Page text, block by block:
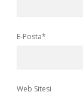
E-Posta*
Web Sitesi